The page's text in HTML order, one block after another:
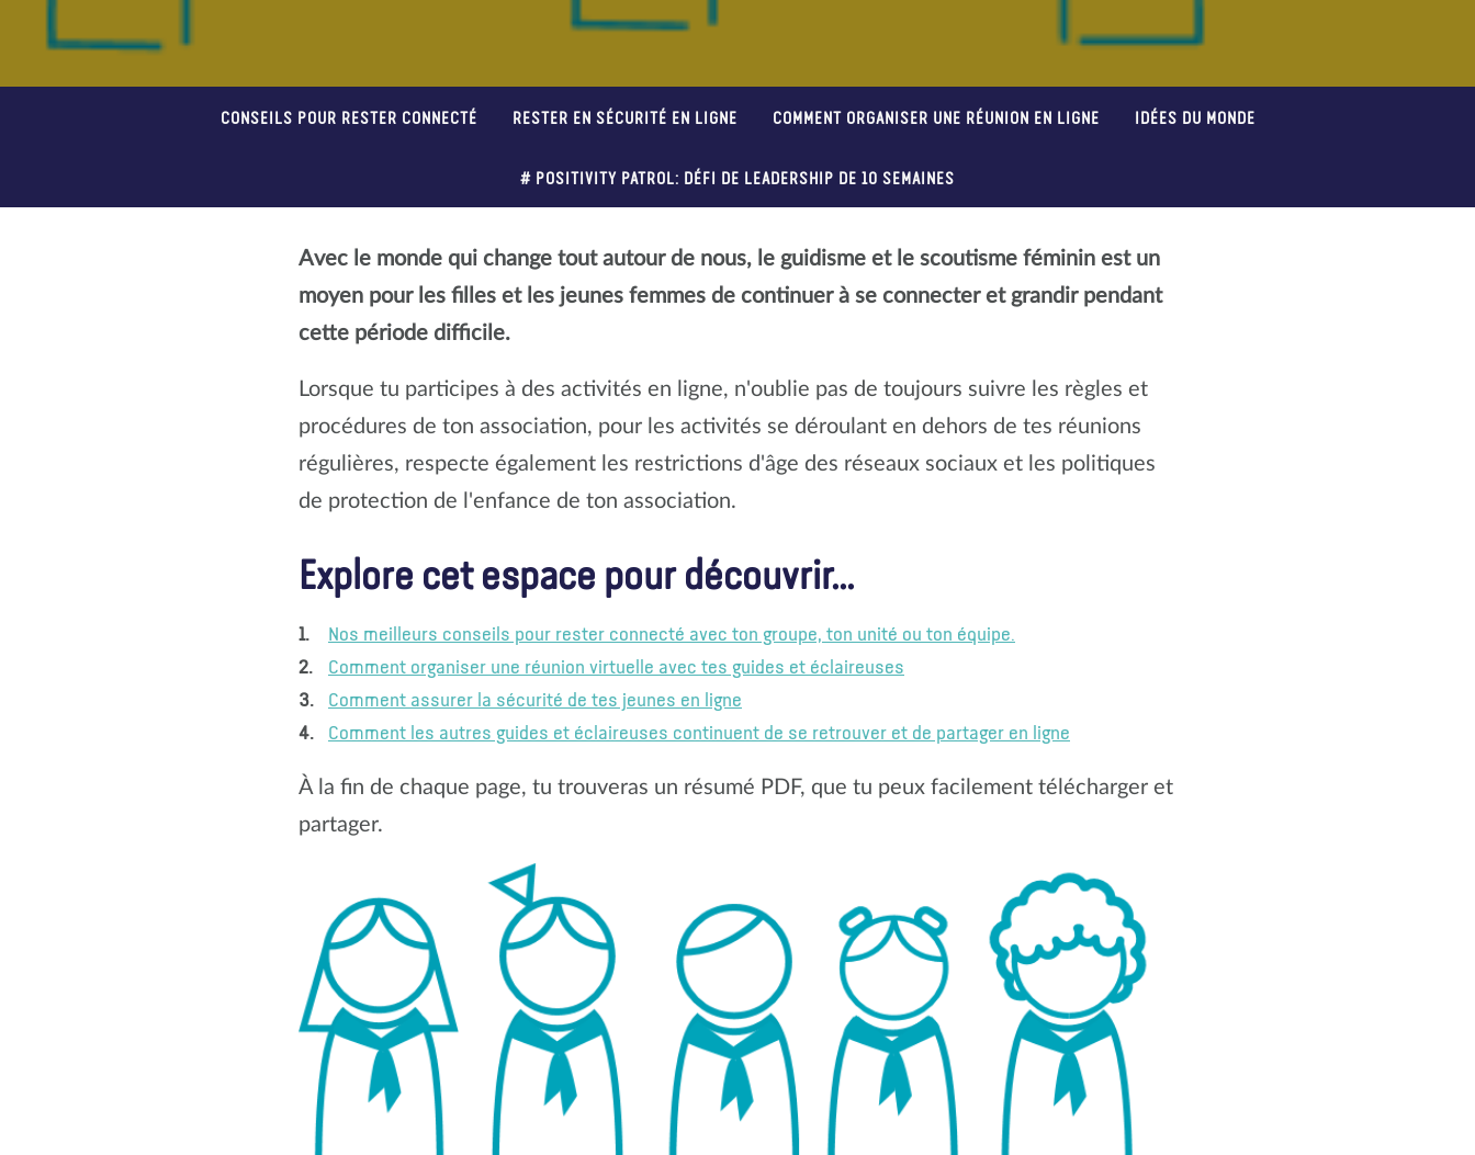
CONSEILS POUR RESTER CONNECTÉ RESTER EN SÉCURITÉ EN LIGNE COMMENT ORGANISER UNE RÉUNION EN LIGNE IDÉES DU MONDE
# POSITIVITY PATROL: DÉFI DE LEADERSHIP DE 10 SEMAINES
Avec le monde qui change tout autour de nous, le guidisme et le scoutisme féminin est un
moyen pour les filles et les jeunes femmes de continuer à se connecter et grandir pendant
cette période difficile.
Lorsque tu participes à des activités en ligne, n'oublie pas de toujours suivre les règles et
procédures de ton association, pour les activités se déroulant en dehors de tes réunions
régulières, respecte également les restrictions d'âge des réseaux sociaux et les politiques
de protection de l'enfance de ton association.
Explore cet espace pour découvrir...
Nos meilleurs conseils pour rester connecté avec ton groupe, ton unité ou ton équipe.
Comment organiser une réunion virtuelle avec tes guides et éclaireuses
Comment assurer la sécurité de tes jeunes en ligne
Comment les autres guides et éclaireuses continuent de se retrouver et de partager en ligne
À la fin de chaque page, tu trouveras un résumé PDF, que tu peux facilement télécharger et
partager.